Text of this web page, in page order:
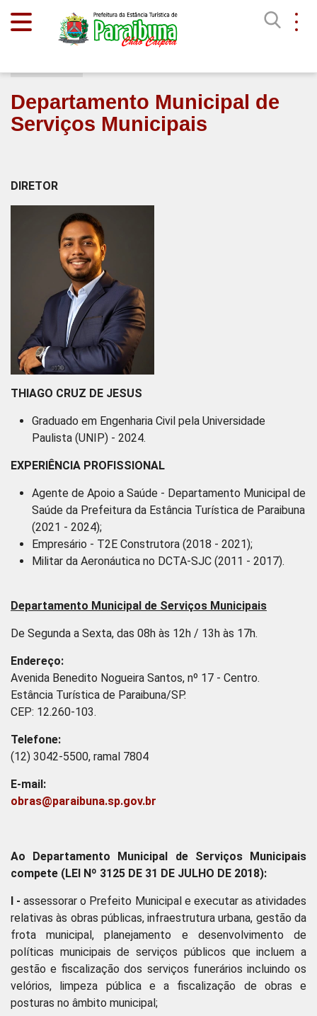
Departamento Municipal de
Serviços Municipais
DIRETOR
THIAGO CRUZ DE JESUS
Graduado em Engenharia Civil pela Universidade
Paulista (UNIP) - 2024.
EXPERIÊNCIA PROFISSIONAL
Agente de Apoio a Saúde - Departamento Municipal de
Saúde da Prefeitura da Estância Turística de Paraibuna
(2021 - 2024);
Empresário - T2E Construtora (2018 - 2021);
Militar da Aeronáutica no DCTA-SJC (2011 - 2017).
Departamento Municipal de Serviços Municipais
De Segunda a Sexta, das 08h às 12h / 13h às 17h.
Endereço:
Avenida Benedito Nogueira Santos, nº 17 - Centro.
Estância Turística de Paraibuna/SP.
CEP: 12.260-103.
Telefone:
(12) 3042-5500, ramal 7804
E-mail:
obras@paraibuna.sp.gov.br
Ao Departamento Municipal de Serviços Municipais
compete (LEI Nº 3125 DE 31 DE JULHO DE 2018):
I - assessorar o Prefeito Municipal e executar as atividades
relativas às obras públicas, infraestrutura urbana, gestão da
frota municipal, planejamento e desenvolvimento de
políticas municipais de serviços públicos que incluem a
gestão e fiscalização dos serviços funerários incluindo os
velórios, limpeza pública e a fiscalização de obras e
posturas no âmbito municipal;